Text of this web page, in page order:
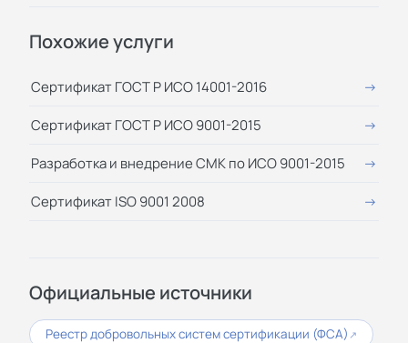
Похожие услуги
Сертификат ГОСТ Р ИСО 14001-2016
Сертификат ГОСТ Р ИСО 9001-2015
Разработка и внедрение СМК по ИСО 9001-2015
Сертификат ISO 9001 2008
Официальные источники
Реестр добровольных систем сертификации (ФСА) ↗